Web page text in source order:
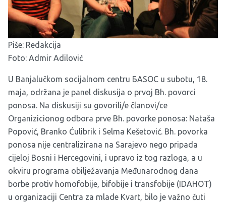
Piše: Redakcija
Foto: Admir Adilović
U Banjalučkom socijalnom centru БASOC u subotu, 18.
maja, održana je panel diskusija o prvoj Bh. povorci
ponosa. Na diskusiji su govorili/e članovi/ce
Organizicionog odbora prve Bh. povorke ponosa: Nataša
Popović, Branko Ćulibrik i Selma Kešetović. Bh. povorka
ponosa nije centralizirana na Sarajevo nego pripada
cijeloj Bosni i Hercegovini, i upravo iz tog razloga, a u
okviru programa obilježavanja Međunarodnog dana
borbe protiv homofobije, bifobije i transfobije (IDAHOT)
u organizaciji Centra za mlade Kvart, bilo je važno čuti